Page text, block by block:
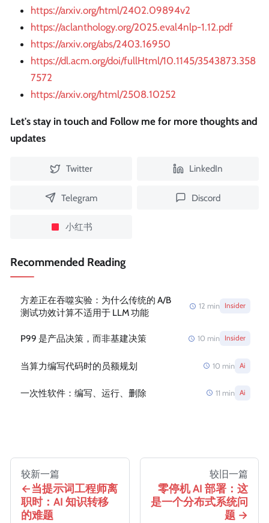
https://arxiv.org/html/2402.09894v2
https://aclanthology.org/2025.eval4nlp-1.12.pdf
https://arxiv.org/abs/2403.16950
https://dl.acm.org/doi/fullHtml/10.1145/3543873.358
7572
https://arxiv.org/html/2508.10252
Let's stay in touch and Follow me for more thoughts and
updates
Twitter LinkedIn
Telegram Discord
小红书
Recommended Reading
方差正在吞噬实验：为什么传统的 A/B
测试功效计算不适用于 LLM 功能
12 min Insider
P99 是产品决策，而非基建决策 10 min Insider
当算力编写代码时的员额规划 10 min Ai
一次性软件：编写、运行、删除 11 min Ai
较新一篇
当提示词工程师离
职时：AI 知识转移
的难题
较旧一篇
零停机 AI 部署：这
是一个分布式系统问
题